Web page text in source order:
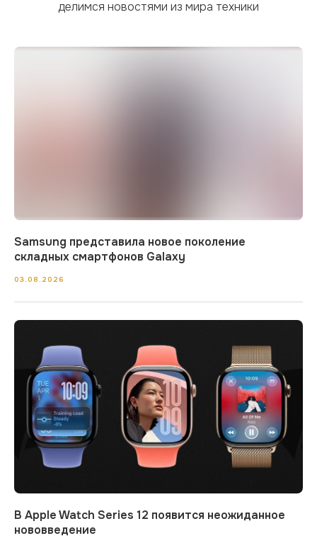
делимся новостями из мира техники
Samsung представила новое поколение
складных смартфонов Galaxy
03.08.2026
В Apple Watch Series 12 появится неожиданное
нововведение